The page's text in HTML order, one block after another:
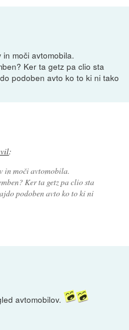
moči avtomobila.
Ker ta getz pa clio sta
podoben avto ko to ki ni tako
:
in moči avtomobila.
Ker ta getz pa clio sta
podoben avto ko to ki ni
avtomobilov.